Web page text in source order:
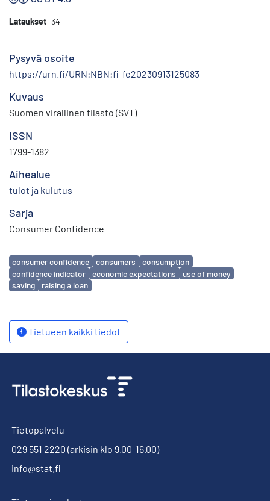
Lataukset 34
Pysyvä osoite
https://urn.fi/URN:NBN:fi-fe20230913125083
Kuvaus
Suomen virallinen tilasto (SVT)
ISSN
1799-1382
Aihealue
tulot ja kulutus
Sarja
Consumer Confidence
Avainsanat
consumer confidence consumers
consumption
confidence indicator
economic expectations
use of money
saving
raising a loan
Tietueen kaikki tiedot
Tietopalvelu
029 551 2220 (arkisin klo 9.00-16.00)
info@stat.fi